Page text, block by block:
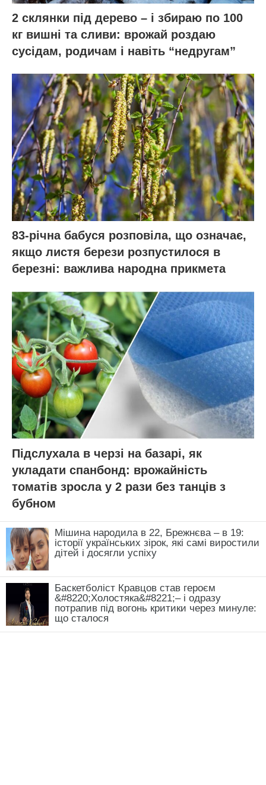
2 склянки під дерево – і збираю по 100
кг вишні та сливи: врожай роздаю
сусідам, родичам і навіть “недругам”
83-річна бабуся розповіла, що означає,
якщо листя берези розпустилося в
березні: важлива народна прикмета
Підслухала в черзі на базарі, як
укладати спанбонд: врожайність
томатів зросла у 2 рази без танців з
бубном
Мішина народила в 22, Брежнєва – в 19:
історії українських зірок, які самі виростили
дітей і досягли успіху
Баскетболіст Кравцов став героєм
&#8220;Холостяка&#8221;– і одразу
потрапив під вогонь критики через минуле:
що сталося